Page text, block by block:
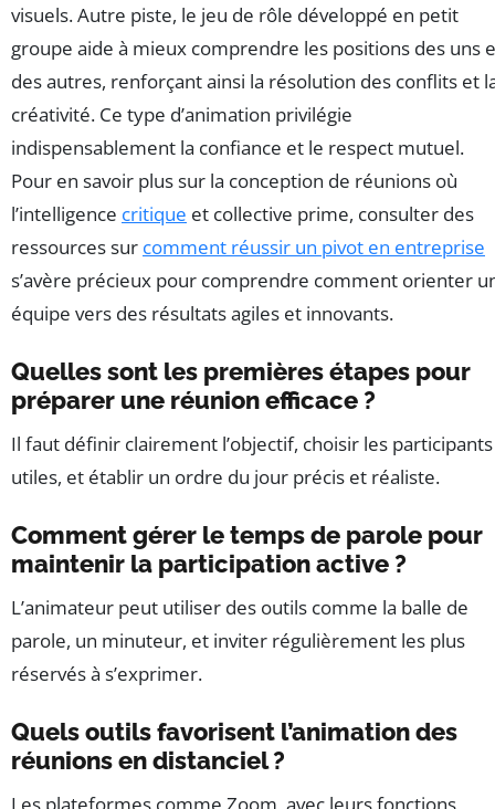
visuels. Autre piste, le jeu de rôle développé en petit
groupe aide à mieux comprendre les positions des uns
des autres, renforçant ainsi la résolution des conflits et
créativité. Ce type d’animation privilégie
indispensablement la confiance et le respect mutuel.
Pour en savoir plus sur la conception de réunions où
l’intelligence critique et collective prime, consulter des
ressources sur comment réussir un pivot en entreprise
s’avère précieux pour comprendre comment orienter
équipe vers des résultats agiles et innovants.
Quelles sont les premières étapes pour
préparer une réunion efficace ?
Il faut définir clairement l’objectif, choisir les participants
utiles, et établir un ordre du jour précis et réaliste.
Comment gérer le temps de parole pour
maintenir la participation active ?
L’animateur peut utiliser des outils comme la balle de
parole, un minuteur, et inviter régulièrement les plus
réservés à s’exprimer.
Quels outils favorisent l’animation des
réunions en distanciel ?
Les plateformes comme Zoom, avec leurs fonctions